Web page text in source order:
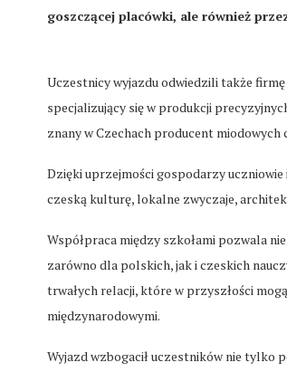
goszczącej placówki, ale również
Uczestnicy wyjazdu odwiedzili także
specjalizujący się w produkcji
znany w Czechach producent miodowych
Dzięki uprzejmości gospodarzy
czeską kulturę, lokalne zwyczaje,
Współpraca między szkołami pozwala
zarówno dla polskich, jak i czeskich
trwałych relacji, które w przyszłości
międzynarodowymi.
Wyjazd wzbogacił uczestników nie tylko